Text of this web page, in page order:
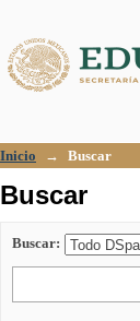
Inicio → Buscar
Buscar
Buscar: